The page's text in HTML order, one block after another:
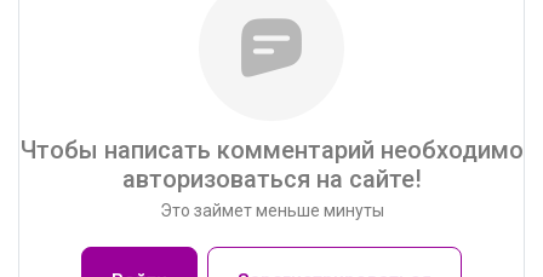
Чтобы написать комментарий необходимо
авторизоваться на сайте!
Это займет меньше минуты